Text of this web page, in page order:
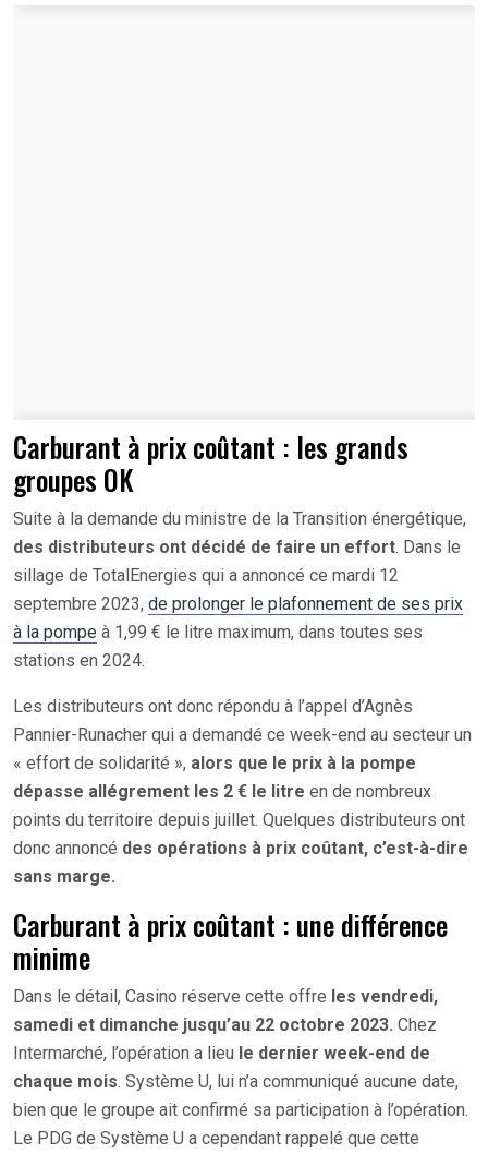
Carburant à prix coûtant : les grands
groupes OK
Suite à la demande du ministre de la Transition énergétique,
des distributeurs ont décidé de faire un effort. Dans le
sillage de TotalEnergies qui a annoncé ce mardi 12
septembre 2023, de prolonger le plafonnement de ses prix
à la pompe à 1,99 € le litre maximum, dans toutes ses
stations en 2024.
Les distributeurs ont donc répondu à l’appel d’Agnès
Pannier-Runacher qui a demandé ce week-end au secteur un
« effort de solidarité », alors que le prix à la pompe
dépasse allégrement les 2 € le litre en de nombreux
points du territoire depuis juillet. Quelques distributeurs ont
donc annoncé des opérations à prix coûtant, c’est-à-dire
sans marge.
Carburant à prix coûtant : une différence
minime
Dans le détail, Casino réserve cette offre les vendredi,
samedi et dimanche jusqu’au 22 octobre 2023. Chez
Intermarché, l’opération a lieu le dernier week-end de
chaque mois. Système U, lui n’a communiqué aucune date,
bien que le groupe ait confirmé sa participation à l’opération.
Le PDG de Système U a cependant rappelé que cette